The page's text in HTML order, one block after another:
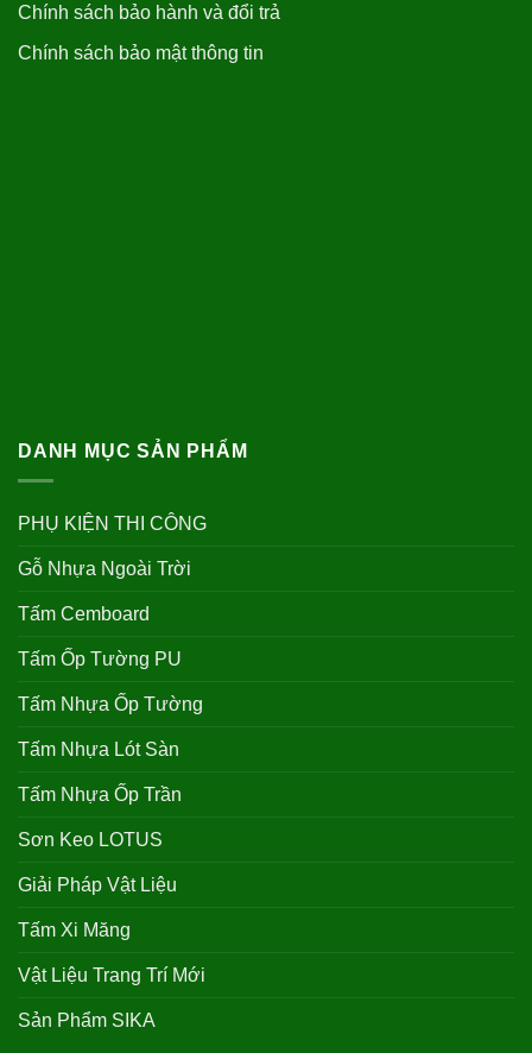
Chính sách bảo hành và đổi trả
Chính sách bảo mật thông tin
DANH MỤC SẢN PHẨM
PHỤ KIỆN THI CÔNG
Gỗ Nhựa Ngoài Trời
Tấm Cemboard
Tấm Ốp Tường PU
Tấm Nhựa Ốp Tường
Tấm Nhựa Lót Sàn
Tấm Nhựa Ốp Trần
Sơn Keo LOTUS
Giải Pháp Vật Liệu
Tấm Xi Măng
Vật Liệu Trang Trí Mới
Sản Phẩm SIKA